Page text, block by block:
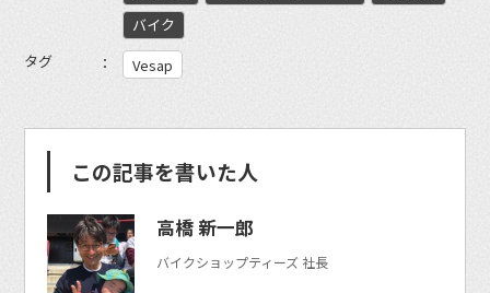
バイク
タグ
Vesap
この記事を書いた人
高橋 新一郎
バイクショップティーズ 社長